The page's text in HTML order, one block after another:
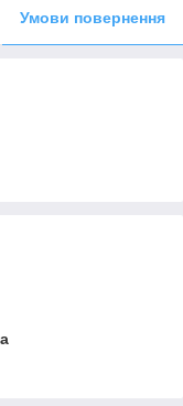
Умови повернення